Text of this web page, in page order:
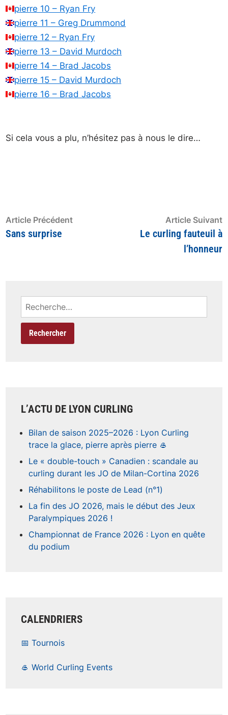
pierre 10 – Ryan Fry
pierre 11 – Greg Drummond
pierre 12 – Ryan Fry
pierre 13 – David Murdoch
pierre 14 – Brad Jacobs
pierre 15 – David Murdoch
pierre 16 – Brad Jacobs
Si cela vous a plu, n’hésitez pas à nous le dire…
Navigation
de
Article PrécédentArticle
Sans surprise
Article Suivant
Le curling fauteuil à
l’honneur
Rechercher :
L’ACTU DE LYON CURLING
Bilan de saison 2025–2026 : Lyon Curling
trace la glace, pierre après pierre 🥌
Le « double-touch » Canadien : scandale au
curling durant les JO de Milan-Cortina 2026
Réhabilitons le poste de Lead (n°1)
La fin des JO 2026, mais le début des Jeux
Paralympiques 2026 !
Championnat de France 2026 : Lyon en quête
du podium
CALENDRIERS
📅 Tournois
🥌 World Curling Events